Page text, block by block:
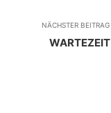
NÄCHSTER BEITRAG
WARTEZEIT